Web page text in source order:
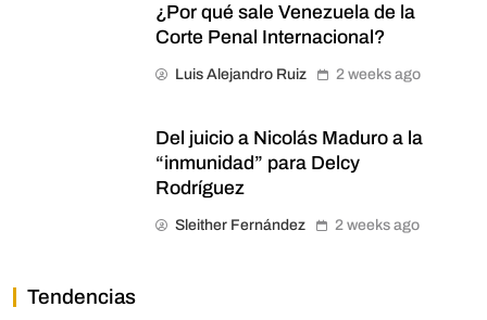
¿Por qué sale Venezuela de la
Corte Penal Internacional?
Luis Alejandro Ruiz 2 weeks ago
Del juicio a Nicolás Maduro a la
“inmunidad” para Delcy
Rodríguez
Sleither Fernández 2 weeks ago
Tendencias